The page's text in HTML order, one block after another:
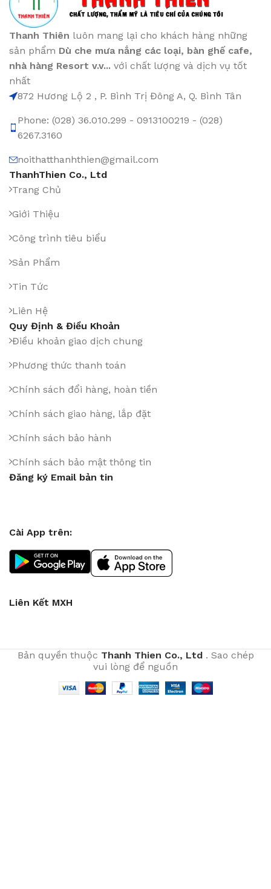
Thanh Thiên luôn mang lại cho khách hàng những
sản phẩm Dù che mưa nắng các loại, bàn ghế cafe,
nhà hàng Resort v.v... với chất lượng và dịch vụ tốt
nhất
872 Hương Lộ 2 , P. Bình Trị Đông A, Q. Bình Tân
Phone: (028) 36.010.299 - 0913100219 - (028)
6267.3160
noithatthanhthien@gmail.com
ThanhThien Co., Ltd
Trang Chủ
Giới Thiệu
Công trình tiêu biểu
Sản Phẩm
Tin Tức
Liên Hệ
Quy Định & Điều Khoản
Điều khoản giao dịch chung
Phương thức thanh toán
Chính sách đổi hàng, hoàn tiền
Chính sách giao hàng, lắp đặt
Chính sách bảo hành
Chính sách bảo mật thông tin
Đăng ký Email bản tin
Cài App trên:
Liên Kết MXH
Bản quyền thuộc Thanh Thien Co., Ltd. Sao chép
vui lòng để nguồn